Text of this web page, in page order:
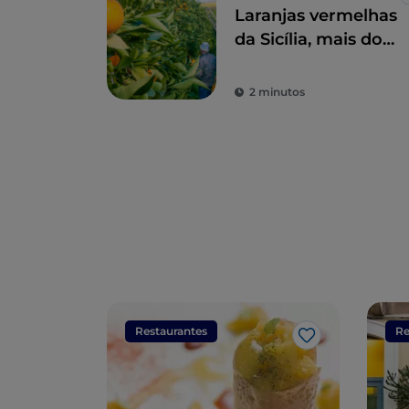
Laranjas vermelhas
da Sicília, mais do
iguaria
2 minutos
Restaurantes
Gosto